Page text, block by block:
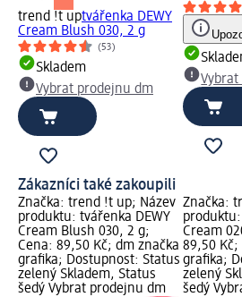
trend !t uptvářenka DEWY
Cream Blush 030, 2 g
(53)
Skladem
Vybrat prodejnu dm
Zákazníci také zakoupili
Značka: trend !t up; Název
produktu: tvářenka DEWY
Cream Blush 030, 2 g;
Cena: 89,50 Kč; dm značka
grafika; Dostupnost: Status
zelený Skladem, Status
šedý Vybrat prodejnu dm
Značka:
Cream
89,50 Kč;
grafika;
zelený
šedý